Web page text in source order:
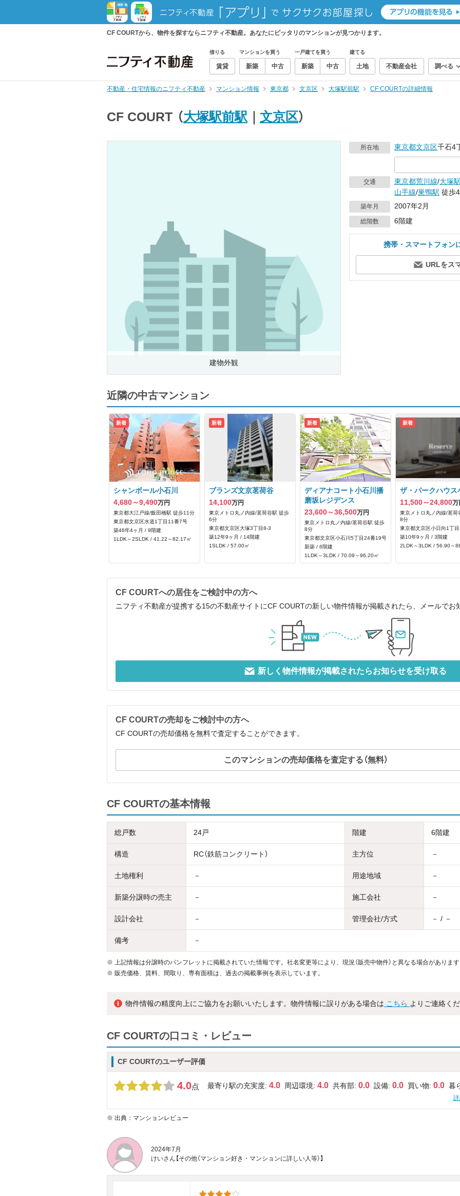
CF COURTから、物件を探すならニフティ不動産。あなたにピッタリのマンションが見つかります。
借りる
賃貸
マンションを買う
新築 中古
一戸建てを買う
新築 中古
建てる
土地 不動産会社 調べる
不動産・住宅情報のニフティ不動産 マンション情報 東京都 文京区 大塚駅前駅 CF COURTの詳細情報
CF COURT （大塚駅前駅 文京区）
建物外観
所在地 東京都文京区千石4
交通 東京都荒川線/大塚
山手線/巣鴨駅 徒歩
築年月 2007年2月
総階数 6階建
携帯・スマートフォン
URLをス
近隣の中古マンション
新着
シャンボール小石川
4,680～9,490万円
東京都大江戸線/飯田橋駅 徒歩11分
東京都文京区水道1丁目11番7号
築46年4ヶ月 / 9階建
1LDK～2SLDK / 41.22～82.17㎡
新着
ブランズ文京茗荷谷
14,100万円
東京メトロ丸ノ内線/茗荷谷駅 徒歩
6分
東京都文京区大塚3丁目8-3
築12年9ヶ月 / 14階建
1SLDK / 57.00㎡
新着
ディアナコート小石川播
磨坂レジデンス
23,600～36,500万円
東京メトロ丸ノ内線/茗荷谷駅 徒歩
8分
東京都文京区小石川5丁目24番19号
新築 / 6階建
1LDK～3LDK / 70.09～96.20㎡
新着
ザ・パークハウス
11,500～24,800万
東京メトロ丸ノ内線/茗荷
8分
東京都文京区小日向1丁
築10年9ヶ月 / 3階建
2LDK～3LDK / 56.90～
CF COURTへの居住をご検討中の方へ
ニフティ不動産が提携する15の不動産サイトにCF COURTの新しい物件情報が掲載されたら、メールでお
新しく物件情報が掲載されたらお知らせを受け取る
CF COURTの売却をご検討中の方へ
CF COURTの売却価格を無料で査定することができます。
このマンションの売却価格を査定する（無料）
CF COURTの基本情報
総戸数 24戸 階建 6階建
構造 RC（鉄筋コンクリート） 主方位 －
土地権利 － 用途地域 －
新築分譲時の売主 － 施工会社 －
設計会社 － 管理会社/方式 － / －
備考 －
※
上記情報は分譲時のパンフレットに掲載されていた情報です。社名変更等により、現況（販売中物件）と異なる場合があります
※ 販売価格、賃料、間取り、専有面積は、過去の掲載事例を表示しています。
物件情報の精度向上にご協力をお願いいたします。物件情報に誤りがある場合は こちら よりご連絡くだ
CF COURTの口コミ・レビュー
CF COURTのユーザー評価
4.0点 最寄り駅の充実度: 4.0 周辺環境: 4.0 共有部: 0.0 設備: 0.0 買い物: 0.0 暮
※ 出典：マンションレビュー
2024年7月
けいさん【その他（マンション好き・マンションに詳しい人等）】